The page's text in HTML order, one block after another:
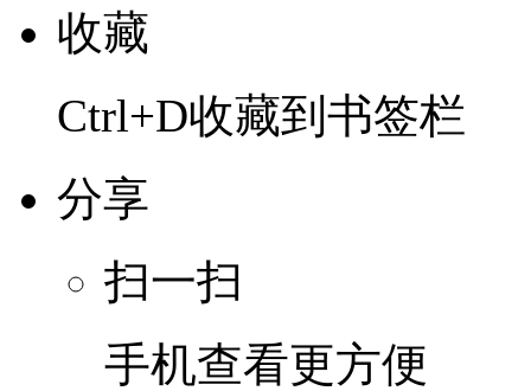
收藏
Ctrl+D收藏到书签栏
分享
扫一扫
手机查看更方便